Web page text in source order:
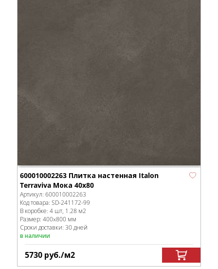
600010002263 Плитка настенная Italon
Terraviva Мока 40x80
Артикул: 600010002263
Код товара: SD-241172-99
В коробке: 4 шт, 1.28 м2
Размер: 400x800 мм
Сроки доставки: 30 дней
в наличии
5730 руб./м2